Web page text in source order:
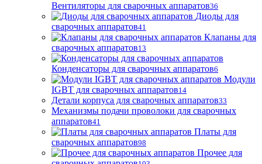
Вентиляторы для сварочных аппаратов36
Диоды для
сварочных аппаратов41
Клапаны для
сварочных аппаратов13
Конденсаторы для сварочных аппаратов6
Модули
IGBT для сварочных аппаратов14
Детали корпуса для сварочных аппаратов33
Механизмы подачи проволоки для сварочных
аппаратов41
Платы для
сварочных аппаратов98
Прочее для